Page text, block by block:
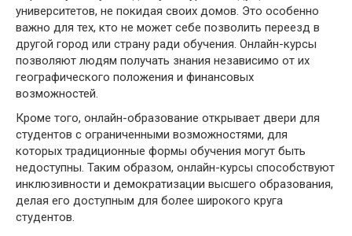
университетов, не покидая своих домов. Это особенно
важно для тех, кто не может себе позволить переезд в
другой город или страну ради обучения. Онлайн-курсы
позволяют людям получать знания независимо от их
географического положения и финансовых
возможностей.
Кроме того, онлайн-образование открывает двери для
студентов с ограниченными возможностями, для
которых традиционные формы обучения могут быть
недоступны. Таким образом, онлайн-курсы способствуют
инклюзивности и демократизации высшего образования,
делая его доступным для более широкого круга
студентов.